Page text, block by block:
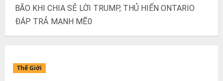
BÃO KHI CHIA SẺ LỜI TRUMP, THỦ HIẾN ONTARIO
ĐÁP TRẢ MẠNH MẼ0
Thế Giới